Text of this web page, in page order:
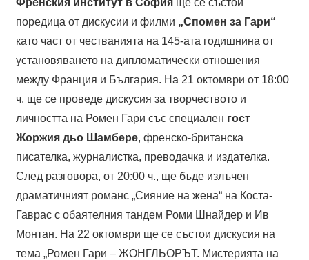
поредица от дискусии и филми „Спомен за Гари“
като част от честванията на 145-ата годишнина от
установяването на дипломатически отношения
между Франция и България. На 21 октомври от 18:00
ч. ще се проведе дискусия за творчеството и
личността на Ромен Гари със специален гост
Жоржия дьо Шамбере, френско-британска
писателка, журналистка, преводачка и издателка.
След разговора, от 20:00 ч., ще бъде излъчен
драматичният романс „Сияние на жена“ на Коста-
Гаврас с обаятелния тандем Роми Шнайдер и Ив
Монтан. На 22 октомври ще се състои дискусия на
тема „Ромен Гари – ЖОНГЛЬОРЪТ. Мистерията на